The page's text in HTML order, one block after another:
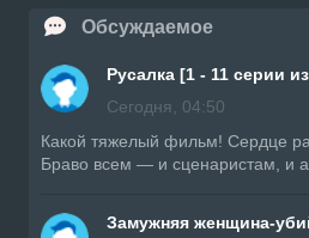
Обсуждаемое
Русалка [1 - 11 серии
Сегодня, 04:50
Какой тяжелый фильм! Сердце
Браво всем — и сценаристам, и
Замужняя женщина-